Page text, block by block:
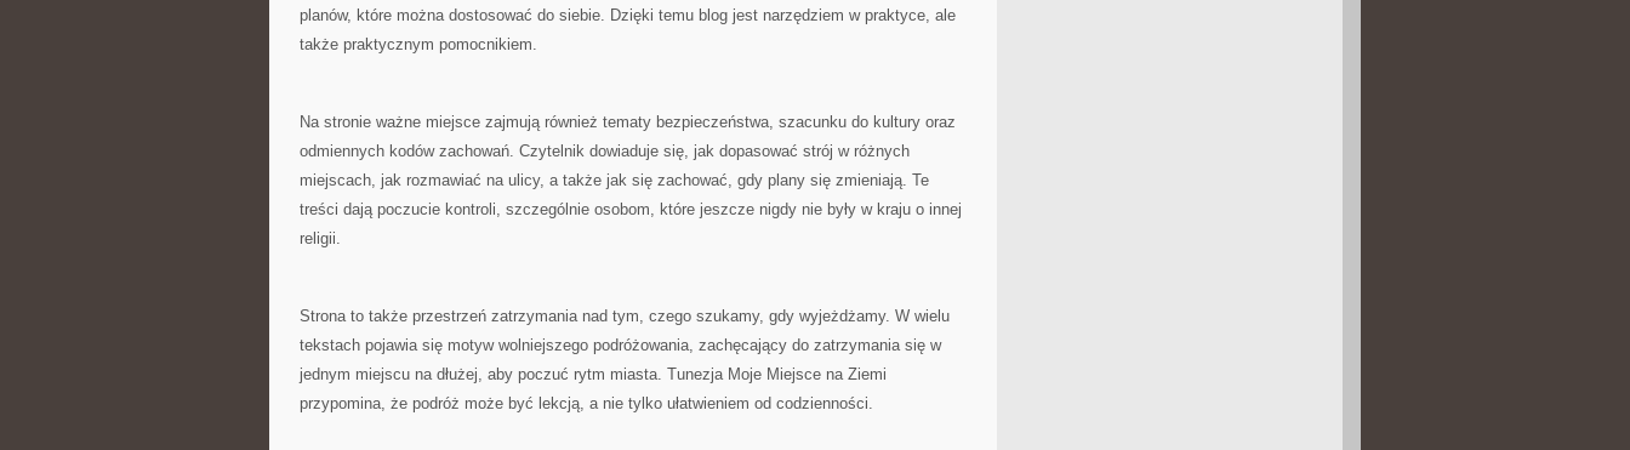
planów, które można dostosować do siebie. Dzięki temu blog jest narzędziem w praktyce, ale
także praktycznym pomocnikiem.
Na stronie ważne miejsce zajmują również tematy bezpieczeństwa, szacunku do kultury oraz
odmiennych kodów zachowań. Czytelnik dowiaduje się, jak dopasować strój w różnych
miejscach, jak rozmawiać na ulicy, a także jak się zachować, gdy plany się zmieniają. Te
treści dają poczucie kontroli, szczególnie osobom, które jeszcze nigdy nie były w kraju o innej
religii.
Strona to także przestrzeń zatrzymania nad tym, czego szukamy, gdy wyjeżdżamy. W wielu
tekstach pojawia się motyw wolniejszego podróżowania, zachęcający do zatrzymania się w
jednym miejscu na dłużej, aby poczuć rytm miasta. Tunezja Moje Miejsce na Ziemi
przypomina, że podróż może być lekcją, a nie tylko ułatwieniem od codzienności.